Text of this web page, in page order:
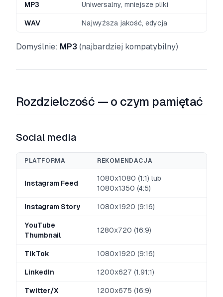
MP3 Uniwersalny, mniejsze pliki
WAV Najwyższa jakość, edycja
Domyślnie: MP3 (najbardziej kompatybilny)
Rozdzielczość — o czym pamiętać
Social media
PLATFORMA REKOMENDACJA
Instagram Feed
1080x1080 (1:1) lub
1080x1350 (4:5)
Instagram Story 1080x1920 (9:16)
YouTube
Thumbnail
1280x720 (16:9)
TikTok 1080x1920 (9:16)
LinkedIn 1200x627 (1.91:1)
Twitter/X 1200x675 (16:9)